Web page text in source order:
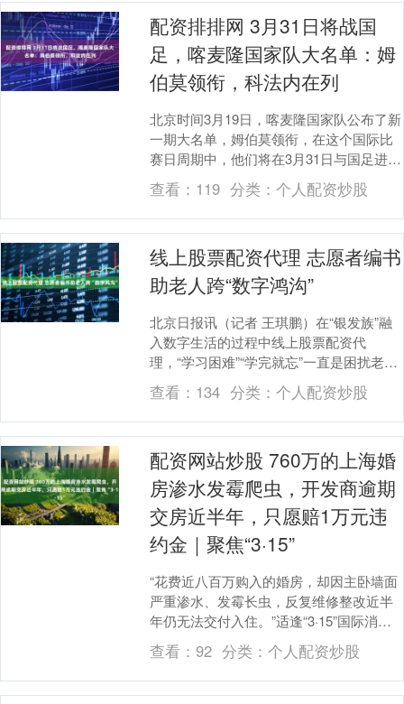
配资排排网 3月31日将战国
足，喀麦隆国家队大名单：姆
伯莫领衔，科法内在列
北京时间3月19日，喀麦隆国家队公布了新
一期大名单，姆伯莫领衔，在这个国际比
赛日周期中，他们将在3月31日与国足进行
一场比赛。 喀麦隆队大名单 门将：埃帕
西-姆....
查看： 119 分类： 个人配资炒股
线上股票配资代理 志愿者编书
助老人跨“数字鸿沟”
北京日报讯（记者 王琪鹏）在“银发族”融
入数字生活的过程中线上股票配资代
理，“学习困难”“学完就忘”一直是困扰老年
人的难题。近日，夕阳再晨社会工作服务
中心联合国....
查看： 134 分类： 个人配资炒股
配资网站炒股 760万的上海婚
房渗水发霉爬虫，开发商逾期
交房近半年，只愿赔1万元违
约金｜聚焦“3·15”
“花费近八百万购入的婚房，却因主卧墙面
严重渗水、发霉长虫，反复维修整改近半
年仍无法交付入住。”适逢“3·15”国际消费
者权益日，上海华发四季河滨95后业主赵
姜（....
查看：92 分类： 个人配资炒股